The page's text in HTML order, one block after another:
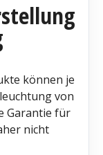
können je
von
Garantie für
nicht